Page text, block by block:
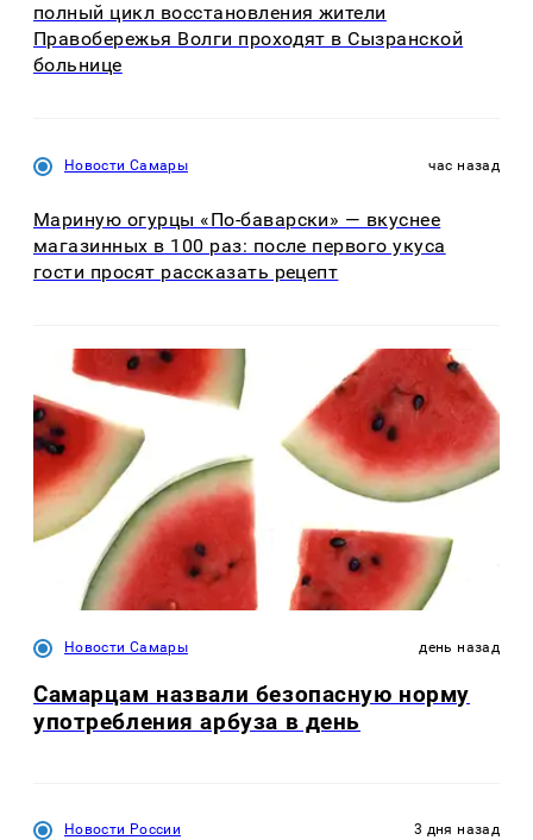
полный цикл восстановления жители
Правобережья Волги проходят в Сызранской
больнице
Новости Самары час назад
Мариную огурцы «По-баварски» — вкуснее
магазинных в 100 раз: после первого укуса
гости просят рассказать рецепт
Новости Самары день назад
Самарцам назвали безопасную норму
употребления арбуза в день
Новости России 3 дня назад